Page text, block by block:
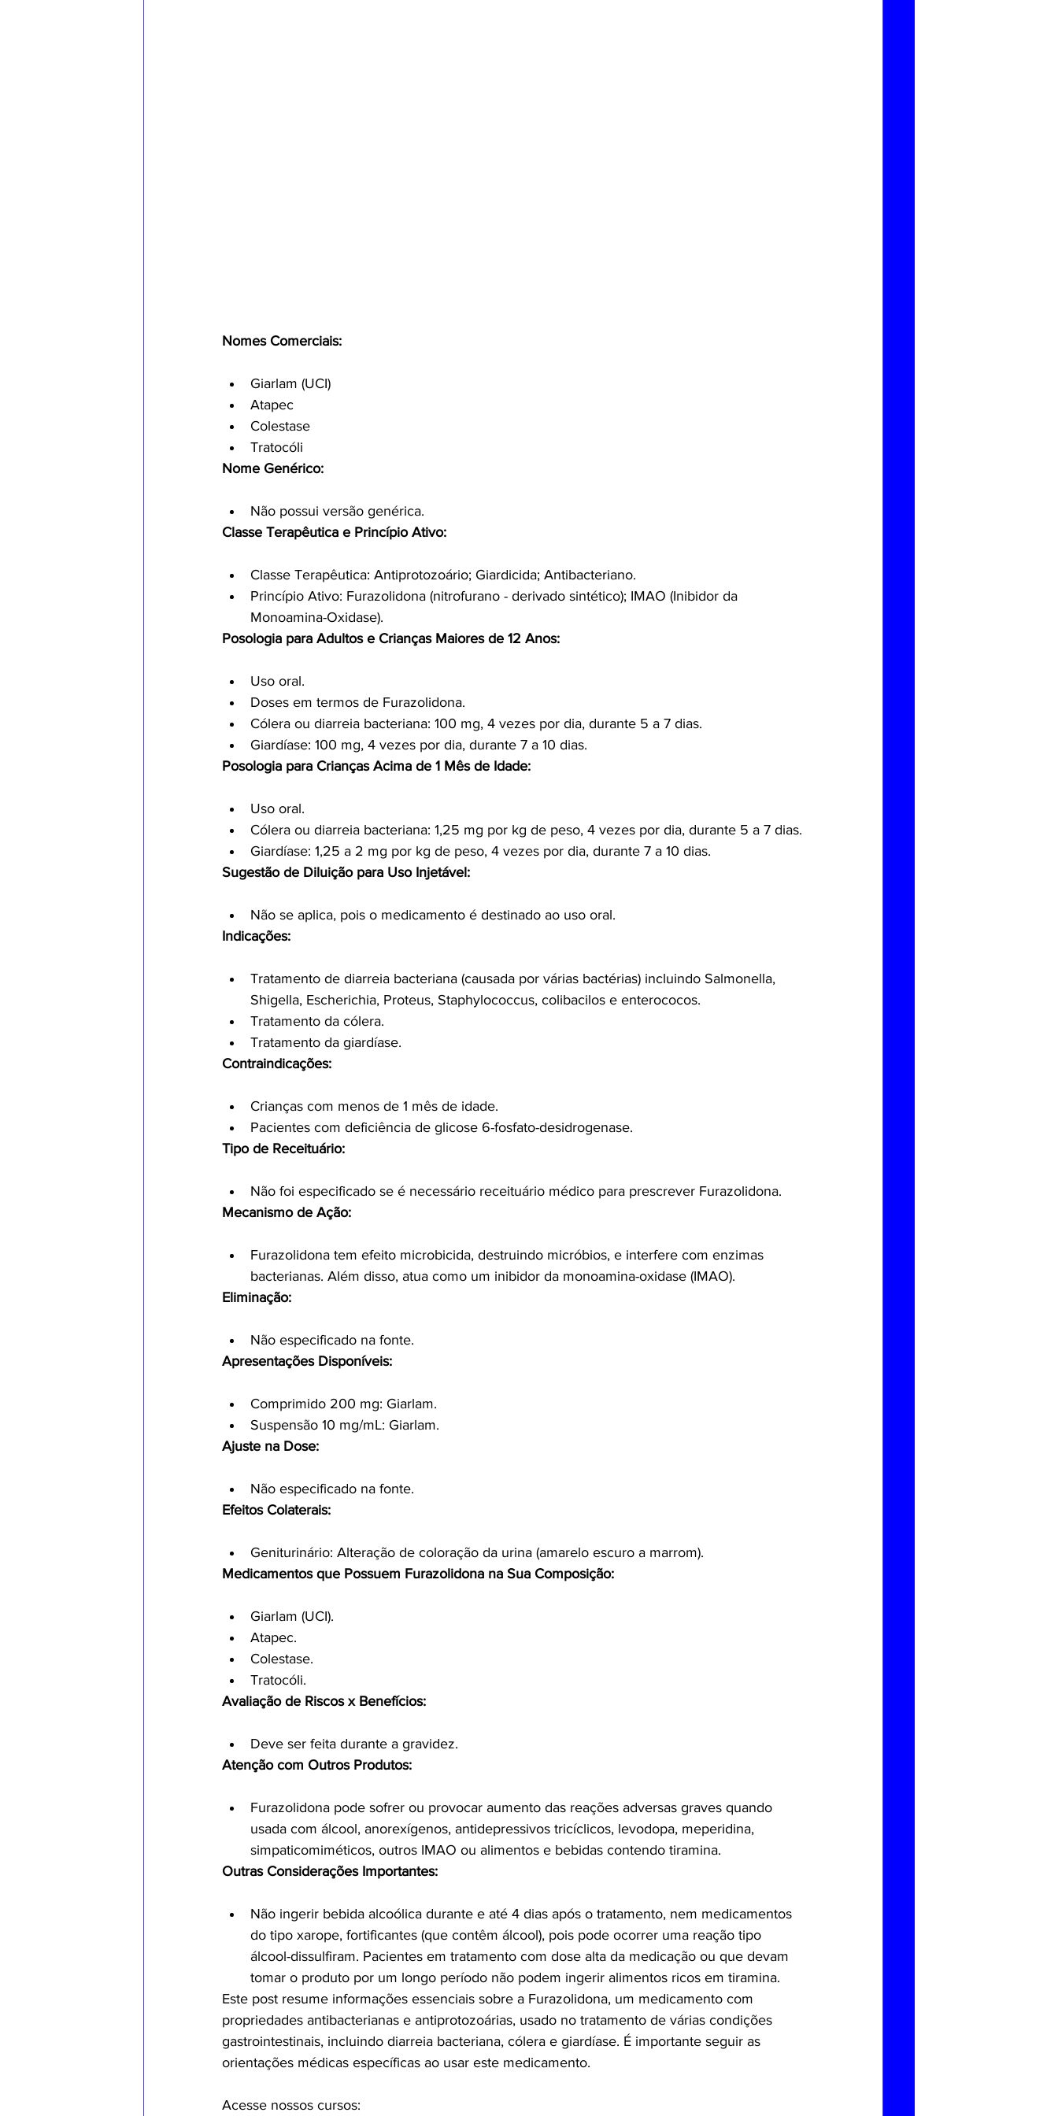
Nomes Comerciais:
Giarlam (UCI)
Atapec
Colestase
Tratocóli
Nome Genérico:
Não possui versão genérica.
Classe Terapêutica e Princípio Ativo:
Classe Terapêutica: Antiprotozoário; Giardicida; Antibacteriano.
Princípio Ativo: Furazolidona (nitrofurano - derivado sintético); IMAO (Inibidor da
Monoamina-Oxidase).
Posologia para Adultos e Crianças Maiores de 12 Anos:
Uso oral.
Doses em termos de Furazolidona.
Cólera ou diarreia bacteriana: 100 mg, 4 vezes por dia, durante 5 a 7 dias.
Giardíase: 100 mg, 4 vezes por dia, durante 7 a 10 dias.
Posologia para Crianças Acima de 1 Mês de Idade:
Uso oral.
Cólera ou diarreia bacteriana: 1,25 mg por kg de peso, 4 vezes por dia, durante 5 a 7 dias.
Giardíase: 1,25 a 2 mg por kg de peso, 4 vezes por dia, durante 7 a 10 dias.
Sugestão de Diluição para Uso Injetável:
Não se aplica, pois o medicamento é destinado ao uso oral.
Indicações:
Tratamento de diarreia bacteriana (causada por várias bactérias) incluindo Salmonella,
Shigella, Escherichia, Proteus, Staphylococcus, colibacilos e enterococos.
Tratamento da cólera.
Tratamento da giardíase.
Contraindicações:
Crianças com menos de 1 mês de idade.
Pacientes com deficiência de glicose 6-fosfato-desidrogenase.
Tipo de Receituário:
Não foi especificado se é necessário receituário médico para prescrever Furazolidona.
Mecanismo de Ação:
Furazolidona tem efeito microbicida, destruindo micróbios, e interfere com enzimas
bacterianas. Além disso, atua como um inibidor da monoamina-oxidase (IMAO).
Eliminação:
Não especificado na fonte.
Apresentações Disponíveis:
Comprimido 200 mg: Giarlam.
Suspensão 10 mg/mL: Giarlam.
Ajuste na Dose:
Não especificado na fonte.
Efeitos Colaterais:
Geniturinário: Alteração de coloração da urina (amarelo escuro a marrom).
Medicamentos que Possuem Furazolidona na Sua Composição:
Giarlam (UCI).
Atapec.
Colestase.
Tratocóli.
Avaliação de Riscos x Benefícios:
Deve ser feita durante a gravidez.
Atenção com Outros Produtos:
Furazolidona pode sofrer ou provocar aumento das reações adversas graves quando
usada com álcool, anorexígenos, antidepressivos tricíclicos, levodopa, meperidina,
simpaticomiméticos, outros IMAO ou alimentos e bebidas contendo tiramina.
Outras Considerações Importantes:
Não ingerir bebida alcoólica durante e até 4 dias após o tratamento, nem medicamentos
do tipo xarope, fortificantes (que contêm álcool), pois pode ocorrer uma reação tipo
álcool-dissulfiram. Pacientes em tratamento com dose alta da medicação ou que devam
tomar o produto por um longo período não podem ingerir alimentos ricos em tiramina.
Este post resume informações essenciais sobre a Furazolidona, um medicamento com
propriedades antibacterianas e antiprotozoárias, usado no tratamento de várias condições
gastrointestinais, incluindo diarreia bacteriana, cólera e giardíase. É importante seguir as
orientações médicas específicas ao usar este medicamento.
Acesse nossos cursos: